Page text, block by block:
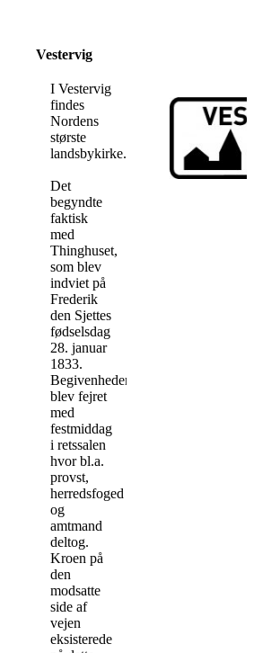
Vestervig
I Vestervig
findes
Nordens
største
landsbykirke.
Det
begyndte
faktisk
med
Thinghuset,
som blev
indviet på
Frederik
den Sjettes
fødselsdag
28. januar
1833.
Begivenheden
blev fejret
med
festmiddag
i retssalen
hvor bl.a.
provst,
herredsfoged
og
amtmand
deltog.
Kroen på
den
modsatte
side af
vejen
eksisterede